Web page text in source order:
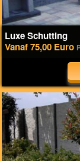
Luxe Schutting
Vanaf 75,00 Euro